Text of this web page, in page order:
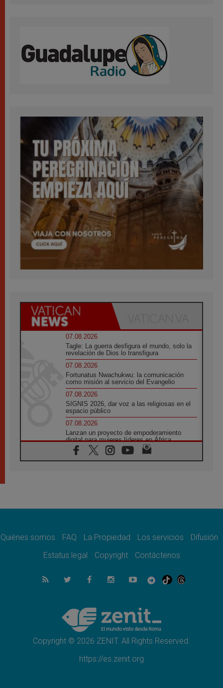
07.08.2026
Tagle: La guerra desfigura el mundo, solo la
revelación de Dios lo transfigura
07.08.2026
Fortunatus Nwachukwu: la comunicación
como misión al servicio del Evangelio
07.08.2026
SIGNIS 2026, dar voz a las religiosas en el
espacio público
07.08.2026
Lanzan un proyecto de empoderamiento
digital para mujeres líderes en África
07.08.2026
Programa oficial del Viaje Apostólico del
06.08.2026
06.08.2026
de la Paz en la Escuela de San Francisco
La visita del Papa León XIV a Asís en un
minuto
El agradecimiento de los jóvenes al Papa:
«Hoy nos sentimos Iglesia»
Quiénes somos FAQ La Propiedad Los servicios
Difusión
Estatus legal
Copyright Contáctenos
Copyright © 2026 ZENIT. All Rights Reserved.
https://es.zenit.org